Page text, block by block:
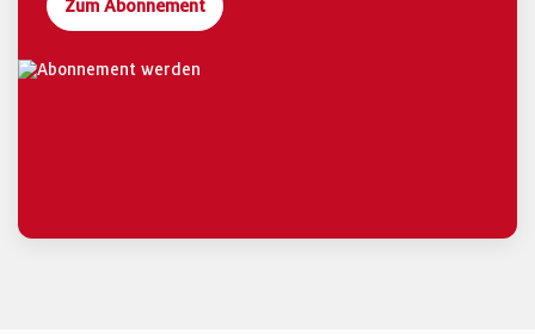
Zum Abonnement